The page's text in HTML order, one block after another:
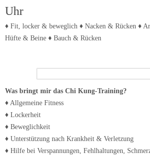
Uhr
♦ Fit, locker & beweglich ♦ Nacken & Rücken ♦
Hüfte & Beine ♦ Bauch & Rücken
Was bringt mir das Chi Kung-Training?
♦ Allgemeine Fitness
♦ Lockerheit
♦ Beweglichkeit
♦ Unterstützung nach Krankheit & Verletzung
♦ Hilfe bei Verspannungen, Fehlhaltungen,